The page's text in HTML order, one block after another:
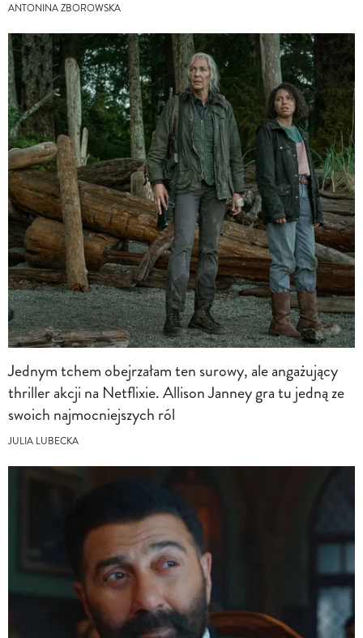
ANTONINA ZBOROWSKA
Jednym tchem obejrzałam ten surowy, ale angażujący
thriller akcji na Netflixie. Allison Janney gra tu jedną ze
swoich najmocniejszych ról
JULIA LUBECKA